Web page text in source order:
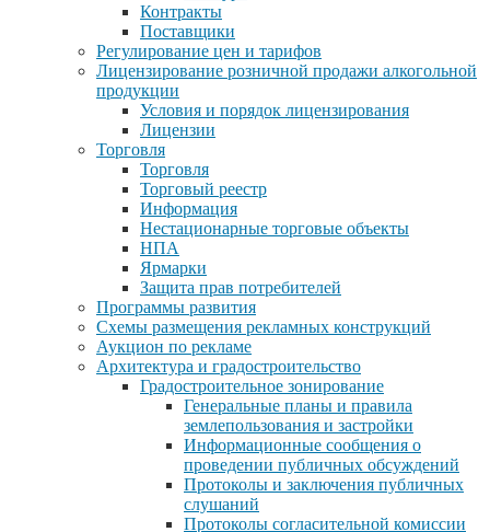
Контракты
Поставщики
Регулирование цен и тарифов
Лицензирование розничной продажи алкогольной
продукции
Условия и порядок лицензирования
Лицензии
Торговля
Торговля
Торговый реестр
Информация
Нестационарные торговые объекты
НПА
Ярмарки
Защита прав потребителей
Программы развития
Схемы размещения рекламных конструкций
Аукцион по рекламе
Архитектура и градостроительство
Градостроительное зонирование
Генеральные планы и правила
землепользования и застройки
Информационные сообщения о
проведении публичных обсуждений
Протоколы и заключения публичных
слушаний
Протоколы согласительной комиссии